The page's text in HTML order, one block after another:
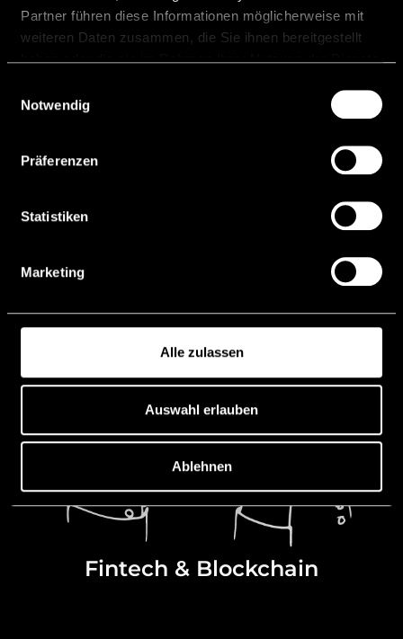
Partner führen diese Informationen möglicherweise mit
weiteren Daten zusammen, die Sie ihnen bereitgestellt
haben oder die sie im Rahmen Ihrer Nutzung der Dienste
Notwendig
Präferenzen
Statistiken
Marketing
Alle zulassen
Auswahl erlauben
Ablehnen
Fintech & Blockchain